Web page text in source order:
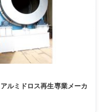
ルミドロス再生専業メーカ